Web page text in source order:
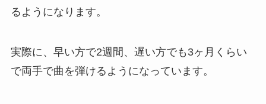
るようになります。
実際に、早い方で2週間、遅い方でも3ヶ月くらい
で両手で曲を弾けるようになっています。